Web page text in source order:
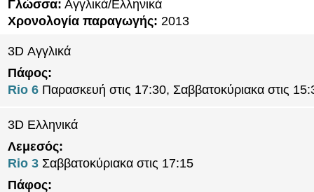
Γλώσσα: Αγγλικά/Ελληνικά
Χρονολογία παραγωγής: 2013
3D Αγγλικά
Πάφος:
Rio 6 Παρασκευή στις 17:30, Σαββατοκύριακα στις
3D Ελληνικά
Λεμεσός:
Rio 3 Σαββατοκύριακα στις 17:15
Πάφος: